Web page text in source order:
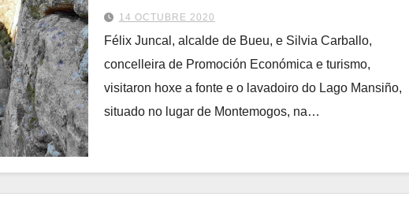
`Lago Mansiño´
14 OCTUBRE 2020
Félix Juncal, alcalde de Bueu, e Silvia Carballo,
concelleira de Promoción Económica e turismo,
visitaron hoxe a fonte e o lavadoiro do Lago Mansiño,
situado no lugar de Montemogos, na…